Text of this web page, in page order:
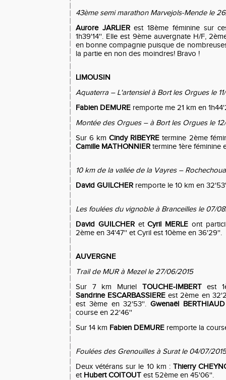
43ème semi marathon Marvejols-Mende le
Aurore JARLIERest 18ème féminine sur
1h39'14''. Elle est 9ème auvergnate H/F,
en bonne compagnie puisque de
la partie en non des moindres! Bravo !
LIMOUSIN
Aquaterra – L'artensiel à Bort les Orgues le
Fabien DEMURE remporte me 21 km en
Montée des Orgues – à Bort les Orgues le
Sur 6 kmCindy RIBEYRE termine 2ème
Camille MATHONNIER termine 1ère féminine
10 km de la vallée de la Vayres –
David GUILCHER remporte le 10 km en
Les foulées du vignoble à Branceilles le 07/
David GUILCHERetCyril MERLE ont
2ème en 34'47'' et Cyril est 10ème en 36'29''.
AUVERGNE
Trail de MUR à Mezel le 27/06/2015
Sur 7 km Muriel TOUCHE-IMBERTest
Sandrine ESCARBASSIERE est 2ème en
est 3ème en 32'53''.Gwenaël BERTHIAUD
course en 22'46''
Sur 14 km Fabien DEMURE remporte la
Foulées des Grenouilles à Surat le 04/07/2015
Deux vétérans sur le 10 km :Thierry
et Hubert COITOUT est 52ème en 45'06''.